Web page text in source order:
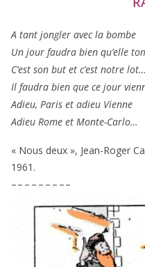
A tant jon­gler avec la bombe
Un jour fau­dra bien qu’elle
C’est son but et c’est notre lot…
Il fau­dra bien que ce jour
Adieu, Paris et adieu Vienne
Adieu Rome et Monte-Carlo…
« Nous deux », Jean-Roger
1961 .
– – – – – – – – –